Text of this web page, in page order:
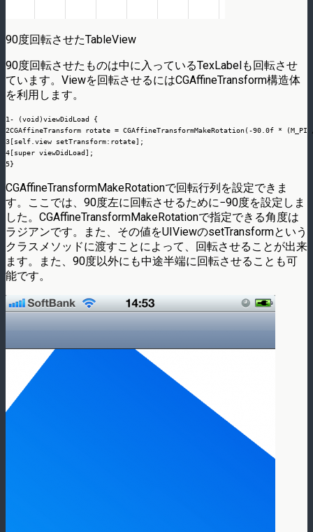
90度回転させたTableView
90度回転させたものは中に入っているTexLabelも回転させ
ています。Viewを回転させるにはCGAffineTransform構造体
を利用します。
1
2
3
4
5
- (void )viewDidLoad {
CGAffineTransform rotate = CGAffineTransformMakeRotation(-90.0f * (M_PI
[self.view setTransform: rotate] ;
[super viewDidLoad] ;
}
CGAffineTransformMakeRotationで回転行列を設定できま
す。ここでは、90度左に回転させるために−90度を設定しま
した。CGAffineTransformMakeRotationで指定できる角度は
ラジアンです。また、その値をUIViewのsetTransformという
クラスメソッドに渡すことによって、回転させることが出来
ます。また、90度以外にも中途半端に回転させることも可
能です。